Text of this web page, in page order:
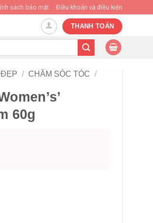
sách bảo mật Điều khoản và điều kiện
THANH TOÁN
ĐẸP / CHĂM SÓC TÓC /
60g